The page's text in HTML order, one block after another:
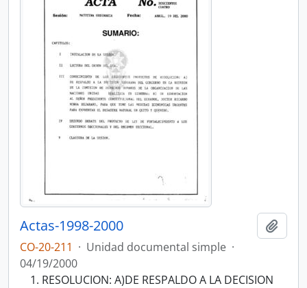
Actas-1998-2000
CO-20-211 · Unidad documental simple ·
04/19/2000
RESOLUCION: A)DE RESPALDO A LA DECISION